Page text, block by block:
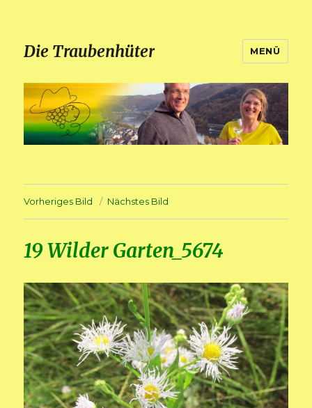
Die Traubenhüter MENÜ
Vorheriges Bild Nächstes Bild
19 Wilder Garten_5674